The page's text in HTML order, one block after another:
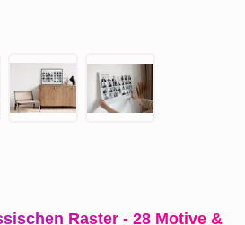
Raster - 28 Motive &